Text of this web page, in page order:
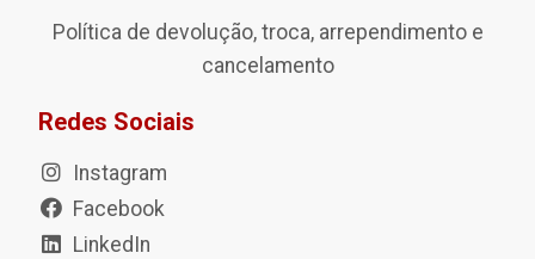
Política de devolução, troca, arrependimento e
cancelamento
Redes Sociais
Instagram
Facebook
LinkedIn